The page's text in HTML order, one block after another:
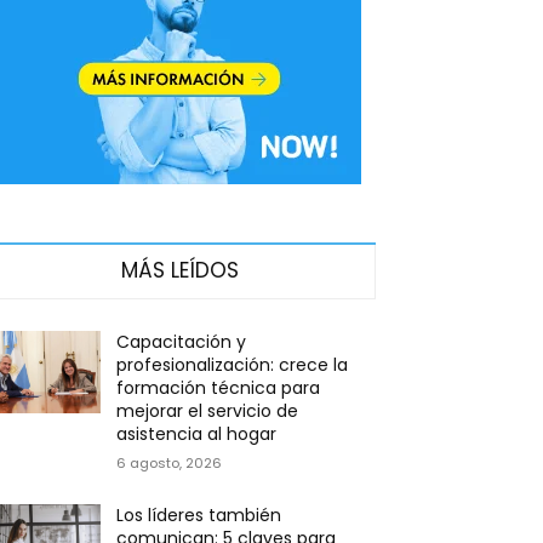
MÁS LEÍDOS
Capacitación y
profesionalización: crece la
formación técnica para
mejorar el servicio de
asistencia al hogar
6 agosto, 2026
Los líderes también
comunican: 5 claves para